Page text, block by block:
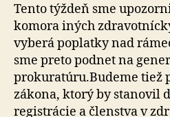
Tento týždeň sme
komora iných
vyberá poplatky nad
sme preto podnet na
prokuratúru.Budeme tiež
zákona, ktorý by stanovil
registrácie a členstva v